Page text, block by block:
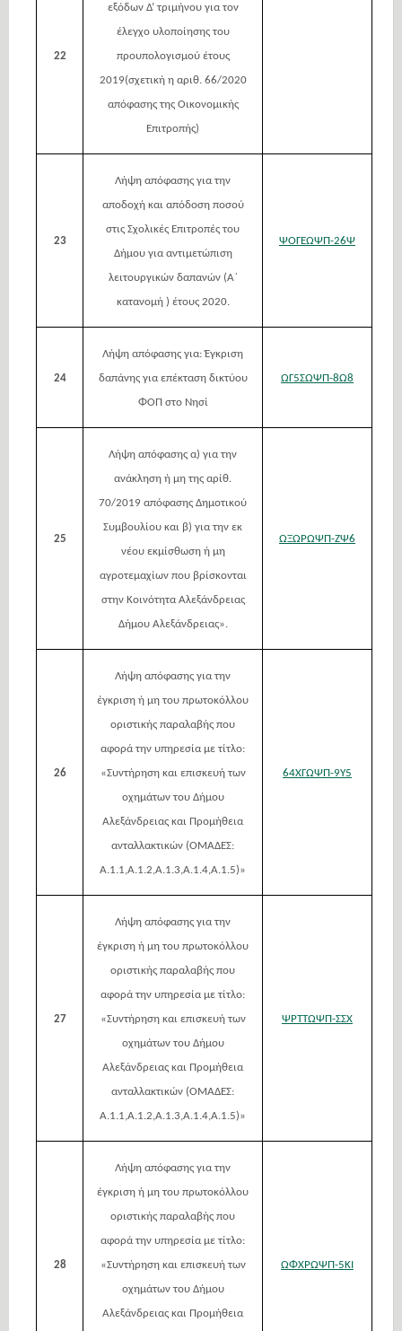
22
εξόδων Δ’ τριμήνου για τον
έλεγχο υλοποίησης του
προυπολογισμού έτους
2019(σχετική η αριθ. 66/2020
απόφασης της Οικονομικής
Επιτροπής)
23
Λήψη απόφασης για την
αποδοχή και απόδοση ποσού
στις Σχολικές Επιτροπές του
Δήμου για αντιμετώπιση
λειτουργικών δαπανών (A΄
κατανομή ) έτους 2020.
ΨΟΓΕΩΨΠ-26Ψ
24
Λήψη απόφασης για: Έγκριση
δαπάνης για επέκταση δικτύου
ΦΟΠ στο Νησί
ΩΓ5ΣΩΨΠ-8Ω8
25
Λήψη απόφασης α) για την
ανάκληση ή μη της αρίθ.
70/2019 απόφασης Δημοτικού
Συμβουλίου και β) για την εκ
νέου εκμίσθωση ή μη
αγροτεμαχίων που βρίσκονται
στην Κοινότητα Αλεξάνδρειας
Δήμου Αλεξάνδρειας».
ΩΞΩΡΩΨΠ-ΖΨ6
26
Λήψη απόφασης για την
έγκριση ή μη του πρωτοκόλλου
οριστικής παραλαβής που
αφορά την υπηρεσία με τίτλο:
«Συντήρηση και επισκευή των
οχημάτων του Δήμου
Αλεξάνδρειας και Προμήθεια
ανταλλακτικών (ΟΜΑΔΕΣ:
Α.1.1,Α.1.2,Α.1.3,Α.1.4,Α.1.5)»
64ΧΓΩΨΠ-9Υ5
27
Λήψη απόφασης για την
έγκριση ή μη του πρωτοκόλλου
οριστικής παραλαβής που
αφορά την υπηρεσία με τίτλο:
«Συντήρηση και επισκευή των
οχημάτων του Δήμου
Αλεξάνδρειας και Προμήθεια
ανταλλακτικών (ΟΜΑΔΕΣ:
Α.1.1,Α.1.2,Α.1.3,Α.1.4,Α.1.5)»
ΨΡΤΤΩΨΠ-ΣΣΧ
28
Λήψη απόφασης για την
έγκριση ή μη του πρωτοκόλλου
οριστικής παραλαβής που
αφορά την υπηρεσία με τίτλο:
«Συντήρηση και επισκευή των
οχημάτων του Δήμου
Αλεξάνδρειας και Προμήθεια
ΩΦΧΡΩΨΠ-5ΚΙ